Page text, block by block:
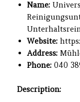
Name:
Website:
Address:
Phone: 040
Description: